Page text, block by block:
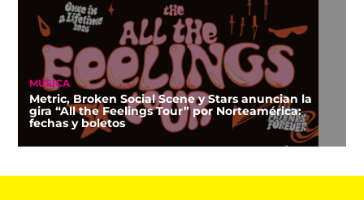
MÚSICA
Metric, Broken Social Scene y Stars anuncian la
gira “All the Feelings Tour” por Norteamérica:
fechas y boletos